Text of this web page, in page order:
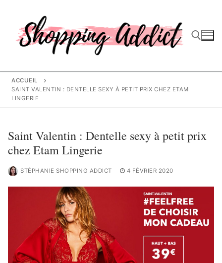
contenu
ACCUEIL
SAINT VALENTIN : DENTELLE SEXY À PETIT PRIX CHEZ ETAM
LINGERIE
Saint Valentin : Dentelle sexy à petit prix
chez Etam Lingerie
STÉPHANIE SHOPPING ADDICT 4 FÉVRIER 2020